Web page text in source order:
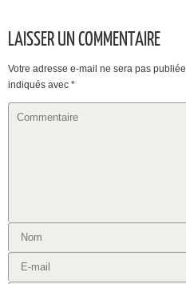
LAISSER UN COMMENTAIRE
Votre adresse e-mail ne sera pas publiée.
indiqués avec *